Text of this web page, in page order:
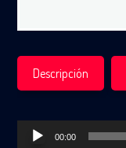
Descripción
Reproductor
00:00